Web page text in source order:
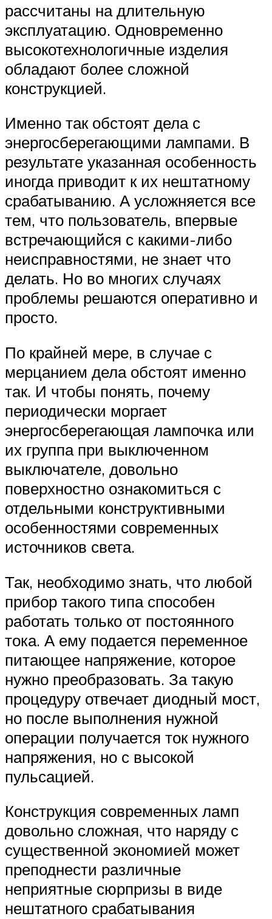
рассчитаны на длительную
эксплуатацию. Одновременно
высокотехнологичные изделия
обладают более сложной
конструкцией.
Именно так обстоят дела с
энергосберегающими лампами. В
результате указанная особенность
иногда приводит к их нештатному
срабатыванию. А усложняется все
тем, что пользователь, впервые
встречающийся с какими-либо
неисправностями, не знает что
делать. Но во многих случаях
проблемы решаются оперативно и
просто.
По крайней мере, в случае с
мерцанием дела обстоят именно
так. И чтобы понять, почему
периодически моргает
энергосберегающая лампочка или
их группа при выключенном
выключателе, довольно
поверхностно ознакомиться с
отдельными конструктивными
особенностями современных
источников света.
Так, необходимо знать, что любой
прибор такого типа способен
работать только от постоянного
тока. А ему подается переменное
питающее напряжение, которое
нужно преобразовать. За такую
процедуру отвечает диодный мост,
но после выполнения нужной
операции получается ток нужного
напряжения, но с высокой
пульсацией.
Конструкция современных ламп
довольно сложная, что наряду с
существенной экономией может
преподнести различные
неприятные сюрпризы в виде
нештатного срабатывания